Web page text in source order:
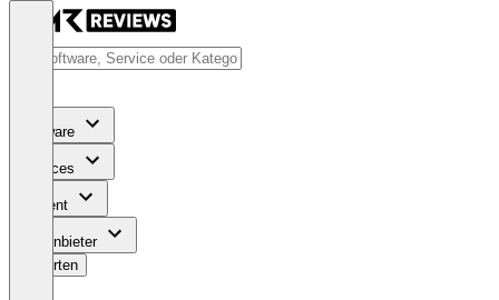
Software
Services
Content
Für Anbieter
Bewerten